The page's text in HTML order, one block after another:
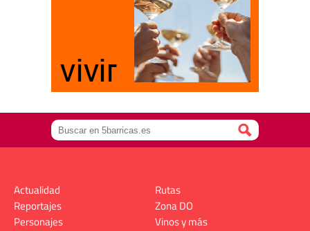
Actualidad
Reportajes
Personajes
Rutas
Zona DO
Vinos y más